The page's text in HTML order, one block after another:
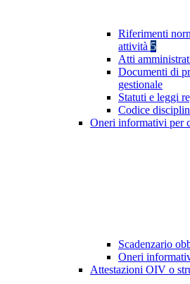
Riferimenti
attività 5
Atti
Documenti di
gestionale
Statuti e leggi
Codice
Oneri informativi per
Scadenzario
Oneri
Attestazioni OIV o